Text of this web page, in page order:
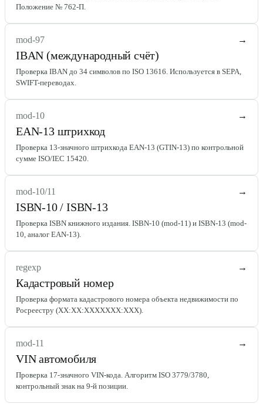
Положение № 762-П.
mod-97 →
IBAN (международный счёт)
Проверка IBAN до 34 символов по ISO 13616. Используется в SEPA,
SWIFT-переводах.
mod-10 →
EAN-13 штрихкод
Проверка 13-значного штрихкода EAN-13 (GTIN-13) по контрольной
сумме ISO/IEC 15420.
mod-10/11 →
ISBN-10 / ISBN-13
Проверка ISBN книжного издания. ISBN-10 (mod-11) и ISBN-13 (mod-
10, аналог EAN-13).
regexp →
Кадастровый номер
Проверка формата кадастрового номера объекта недвижимости по
Росреестру (XX:XX:XXXXXXX:XXX).
mod-11 →
VIN автомобиля
Проверка 17-значного VIN-кода. Алгоритм ISO 3779/3780,
контрольный знак на 9-й позиции.